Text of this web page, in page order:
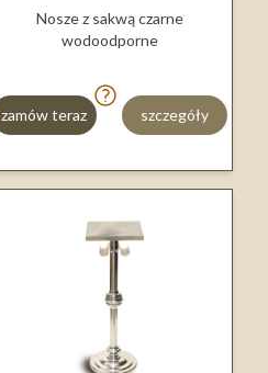
Nosze z sakwą czarne
wodoodporne
zamów teraz szczegóły